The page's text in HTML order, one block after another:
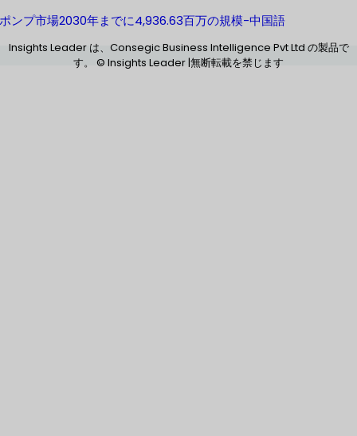
ンプ市場2030年までに4,936.63百万の規模-中国語
Insights Leader は、Consegic Business Intelligence Pvt Ltd の製品で
す。 © Insights Leader |無断転載を禁じます